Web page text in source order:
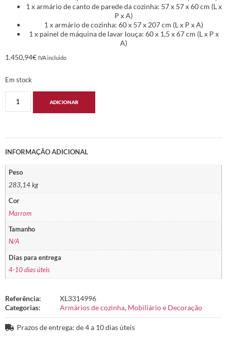
1 x armário de canto de parede da cozinha: 57 x 57 x 60 cm (L x
P x A)
1 x armário de cozinha: 60 x 57 x 207 cm (L x P x A)
1 x painel de máquina de lavar louça: 60 x 1,5 x 67 cm (L x P x
A)
1.450,94€ IVA incluido
Em stock
ADICIONAR
INFORMAÇÃO ADICIONAL
Peso
283,14 kg
Cor
Marrom
Tamanho
N/A
Dias para entrega
4-10 dias úteis
Referência:
XL3314996
Categorias:
Armários de cozinha, Mobiliário e Decoração
Prazos de entrega: de 4 a 10 dias úteis